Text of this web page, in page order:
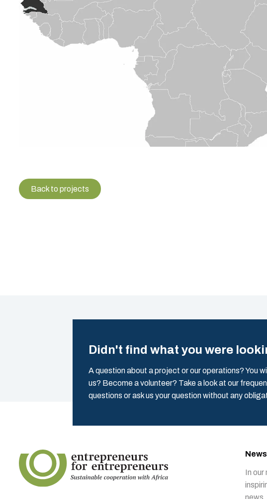
Back to projects
Didn't find what you were
A question about a project or our operations? You
us? Become a volunteer? Take a look at our
questions or ask us your question without any
In
news.